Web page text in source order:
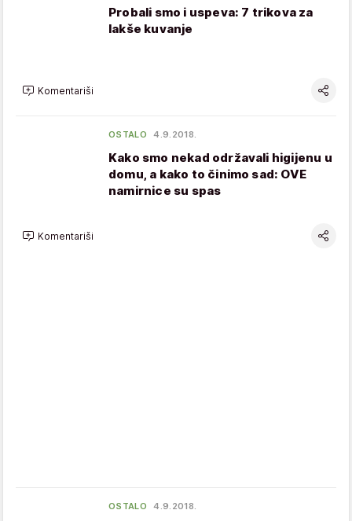
Probali smo i uspeva: 7 trikova za
lakše kuvanje
Komentariši
OSTALO 4.9.2018.
Kako smo nekad održavali higijenu u
domu, a kako to činimo sad: OVE
namirnice su spas
Komentariši
OSTALO 4.9.2018.